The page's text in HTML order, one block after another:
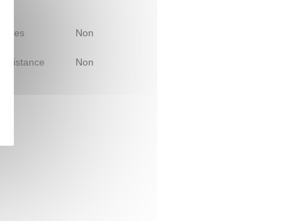
Non
distance Non